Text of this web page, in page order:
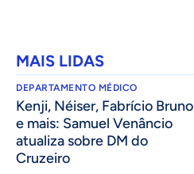
MAIS LIDAS
DEPARTAMENTO MÉDICO
Kenji, Néiser, Fabrício Bruno
e mais: Samuel Venâncio
atualiza sobre DM do
Cruzeiro